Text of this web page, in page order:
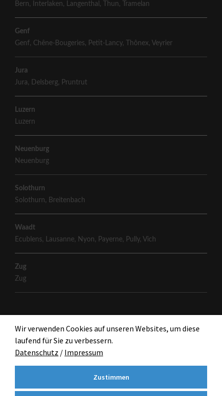
Bern, Interlaken, Langenthal , Thun, Tramelan
Genf
Genf, Chêne-Bougeries, Petit-Lancy, Thônex, Veyrier
Jura
Jura, Delsberg, Pruntrut
Luzern
Luzern
Neuenburg
Neuenburg
Solothurn
Solothurn, Breitenbach
Waadt
Ecublens, Lausanne, Nyon, Payerne, Pully, Vich
Zug
Zug
Wir verwenden Cookies auf unseren Websites, um diese
laufend für Sie zu verbessern.
Datenschutz / Impressum
Zustimmen